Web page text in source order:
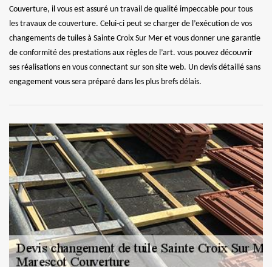
Couverture, il vous est assuré un travail de qualité impeccable pour tous
les travaux de couverture. Celui-ci peut se charger de l’exécution de vos
changements de tuiles à Sainte Croix Sur Mer et vous donner une garantie
de conformité des prestations aux règles de l’art. vous pouvez découvrir
ses réalisations en vous connectant sur son site web. Un devis détaillé sans
engagement vous sera préparé dans les plus brefs délais.